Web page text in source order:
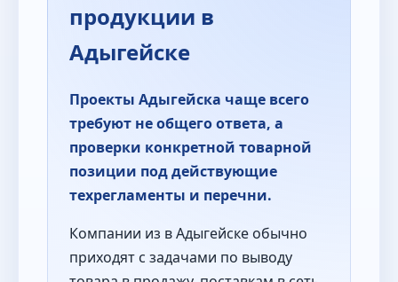
продукции в
Адыгейске
Проекты Адыгейска чаще всего
требуют не общего ответа, а
проверки конкретной товарной
позиции под действующие
техрегламенты и перечни.
Компании из в Адыгейске обычно
приходят с задачами по выводу